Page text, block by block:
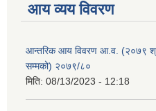
आय व्यय विवरण
आन्तरिक आय विवरण आ.व. (२०७९
सम्मको) २०७९/८०
मिति: 08/13/2023 - 12:18